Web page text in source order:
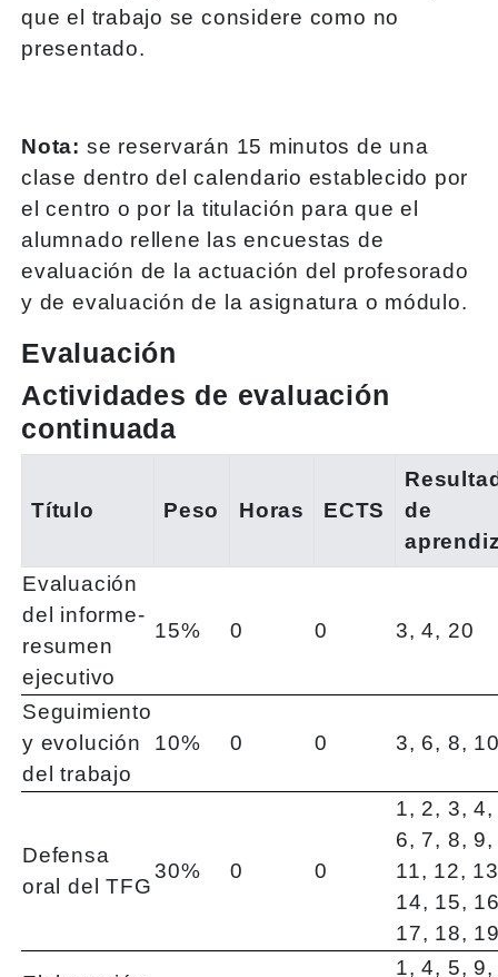
que el trabajo se considere como no
presentado.
Nota: se reservarán 15 minutos de una
clase dentro del calendario establecido por
el centro o por la titulación para que el
alumnado rellene las encuestas de
evaluación de la actuación del profesorado
y de evaluación de la asignatura o módulo.
Evaluación
Actividades de evaluación
continuada
Título Peso Horas ECTS
de
Evaluación
del informe-
resumen
ejecutivo
15% 0 0 3, 4, 20
Seguimiento
y evolución
del trabajo
10% 0 0 3, 6, 8,
Defensa
oral del TFG
30% 0 0
1, 2, 3, 4,
6, 7, 8,
11, 12,
14, 15,
17, 18,
1, 4, 5, 9,